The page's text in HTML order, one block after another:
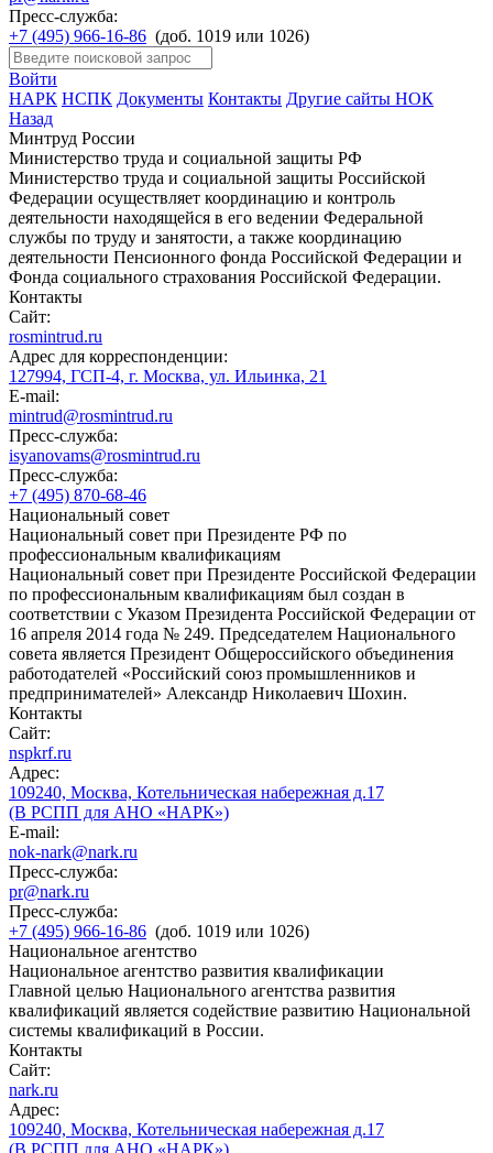
Пресс-служба:
+7 (495) 966-16-86 (доб. 1019 или 1026)
Войти
НАРК НСПК Документы Контакты Другие сайты НОК
Назад
Минтруд России
Министерство труда и социальной защиты РФ
Министерство труда и социальной защиты Российской
Федерации осуществляет координацию и контроль
деятельности находящейся в его ведении Федеральной
службы по труду и занятости, а также координацию
деятельности Пенсионного фонда Российской Федерации и
Фонда социального страхования Российской Федерации.
Контакты
Сайт:
rosmintrud.ru
Адрес для корреспонденции:
127994, ГСП-4, г. Москва, ул. Ильинка, 21
E-mail:
mintrud@rosmintrud.ru
Пресс-служба:
isyanovams@rosmintrud.ru
Пресс-служба:
+7 (495) 870-68-46
Национальный совет
Национальный совет при Президенте РФ по
профессиональным квалификациям
Национальный совет при Президенте Российской Федерации
по профессиональным квалификациям был создан в
соответствии с Указом Президента Российской Федерации от
16 апреля 2014 года № 249. Председателем Национального
совета является Президент Общероссийского объединения
работодателей «Российский союз промышленников и
предпринимателей» Александр Николаевич Шохин.
Контакты
Сайт:
nspkrf.ru
Адрес:
109240, Москва, Котельническая набережная д.17
(В РСПП для АНО «НАРК»)
E-mail:
nok-nark@nark.ru
Пресс-служба:
pr@nark.ru
Пресс-служба:
+7 (495) 966-16-86 (доб. 1019 или 1026)
Национальное агентство
Национальное агентство развития квалификации
Главной целью Национального агентства развития
квалификаций является содействие развитию Национальной
системы квалификаций в России.
Контакты
Сайт:
nark.ru
Адрес:
109240, Москва, Котельническая набережная д.17
(В РСПП для АНО «НАРК»)